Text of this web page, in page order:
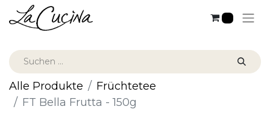
Alle Produkte
Früchtetee
FT Bella Frutta - 150g